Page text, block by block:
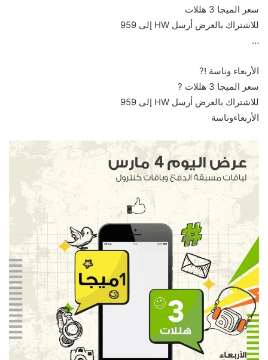
سعر الميجا 3 هللات
للاشتراك بالعرض أرسل HW إلى 959 ‏⁧‫
…
الأربعاء وناسة !? ‏
سعر الميجا 3 هللات ?
للاشتراك بالعرض أرسل HW إلى 959 ‏⁧‫
الأربعاءوناسة‬